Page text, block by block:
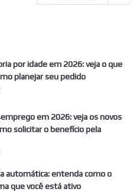
por idade em 2026: veja o que
planejar seu pedido
em 2026: veja os novos
solicitar o benefício pela
automática: entenda como o
que você está ativo